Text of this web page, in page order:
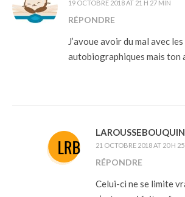
19 OCTOBRE 2018 AT 21 H 27 MIN
RÉPONDRE
J’avoue avoir du mal avec
autobiographiques mais ton
21 OCTOBRE 2018 AT 20 H
RÉPONDRE
Celui-ci ne se limite